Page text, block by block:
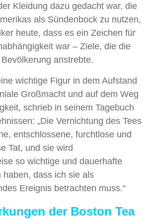
Kleidung dazu gedacht war, die
als Sündenbock zu nutzen,
heute, dass es ein Zeichen für
war – Ziele, die die
anstrebte.
wichtige Figur in dem Aufstand
Großmacht und auf dem Weg
schrieb in seinem Tagebuch
„Die Vernichtung des Tees
entschlossene, furchtlose und
Tat, und sie wird
so wichtige und dauerhafte
haben, dass ich sie als
Ereignis betrachten muss.“
der Boston Tea